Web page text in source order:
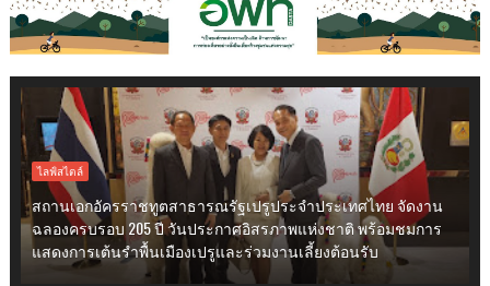
ไลฟ์สไตล์
สถานเอกอัครราชทูตสาธารณรัฐเปรูประจำประเทศไทย จัดงาน
ฉลองครบรอบ 205 ปี วันประกาศอิสรภาพแห่งชาติ พร้อมชมการ
แสดงการเต้นรำพื้นเมืองเปรูและร่วมงานเลี้ยงต้อนรับ